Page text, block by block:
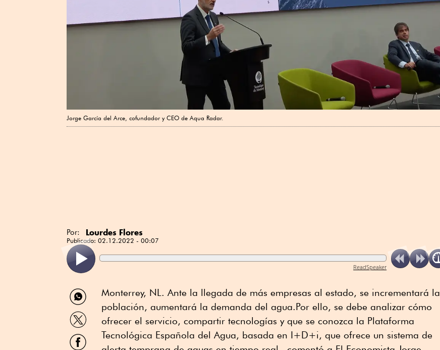
Jorge García del Arce, cofundador y CEO de Aqua Radar.
Por: Lourdes Flores
Publicado: 02.12.2022 - 00:07
ReadSpeaker
Compartir
por
WhatsApp
Compartir
por
Twitter
Compartir
por
Monterrey, NL. Ante la llegada de más empresas al estado, se incrementará la
población, aumentará la demanda del agua.Por ello, se debe analizar cómo
ofrecer el servicio, compartir tecnologías y que se conozca la Plataforma
Tecnológica Española del Agua, basada en I+D+i, que ofrece un sistema de